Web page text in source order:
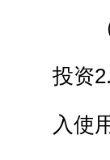
（
投资
入使